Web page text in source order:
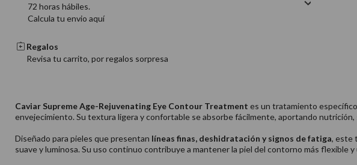
72 horas hábiles.
Calcula tu envio aquí
Regalos
Revisa tu carrito, por regalos sorpresa
Caviar Supreme Age-Rejuvenating Eye Contour Treatment es un tratamiento específico
envejecimiento. Su textura ligera y confortable se absorbe fácilmente, aportando
Diseñado para pieles que presentan líneas finas, deshidratación y signos de fatiga, este
suave y luminosa. Su uso continuo contribuye a mantener la piel del contorno más flexible y